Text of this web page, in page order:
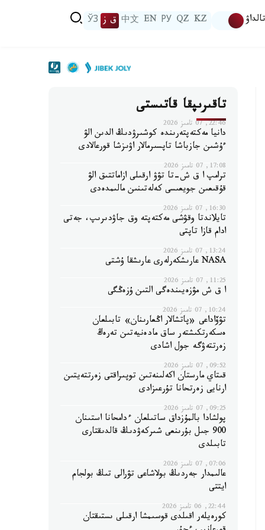
تالداۋ KZ
QZ
РУ
EN
中文 ق ز ЎЗ
تاقىرىپقا قاتىستى
22:46, 07 تامىز 2026
دانيا مەكتەپتەرىندە كوشىرۋدىڭ الدىن الۋ
ءۇشىن جازباشا تاپسىرمالار اۋىزشا قورعالادى
17:08, 07 تامىز 2026
ترامپ ا ق ش-تا تۋۋ ارقىلى ازاماتتىق الۋ
قۇقىعىن جويعىسى كەلەتىنىن مالىمدەدى
16:30, 07 تامىز 2026
تايلاندتا وقۋشى مەكتەپتە وق جاۋدىرىپ، جەتى
ادام قازا تاپتى
13:24, 07 تامىز 2026
NASA عارىشكەرلەرى عارىشقا ۇشتى
11:25, 07 تامىز 2026
ا ق ش مۋزەيىندەگى التىن ۇزەڭگى
10:24, 07 تامىز 2026
تۋۆاداعى «پاتشالار اڭعارىنان» تابىلعان
ەسكەرتكىشتەر ساق مادەنيەتىن تەرەڭ
زەرتتەۋگە جول اشادى
09:52, 07 تامىز 2026
قىتاي مارستان اكەلىنەتىن توپىراقتى زەرتتەيتىن
ارنايى زەرتحانا تۇرعىزادى
09:25, 07 تامىز 2026
پولشادا بالمۇزداق ساتىلعان ءدامحانا استىنان
900 جىل بۇرىنعى شىركەۋدىڭ قالدىقتارى
تابىلدى
07:06, 07 تامىز 2026
عالىمدار جەردىڭ بولاشاعى تۋرالى تىڭ بولجام
ايتتى
22:44, 06 تامىز 2026
كورەيلەر اقىلدى قوسىمشا ارقىلى ىستىقتان